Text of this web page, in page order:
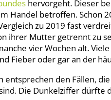
hervorgeht. Dieser
Handel betroffen. Schon
zu 2019 fast
ihrer Mutter getrennt zu
vier Wochen alt.
Fieber oder gar an der
entsprechen den Fällen,
Die Dunkelziffer dürfte